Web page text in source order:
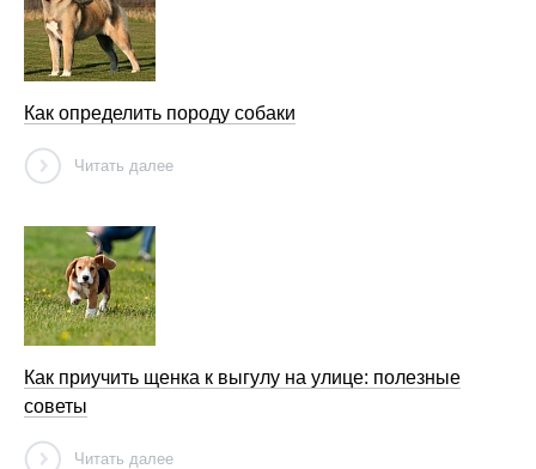
Как определить породу собаки
Читать далее
Как приучить щенка к выгулу на улице: полезные
советы
Читать далее